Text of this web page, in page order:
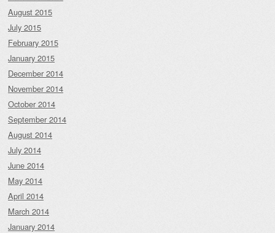
August 2015
July 2015
February 2015
January 2015
December 2014
November 2014
October 2014
September 2014
August 2014
July 2014
June 2014
May 2014
April 2014
March 2014
January 2014